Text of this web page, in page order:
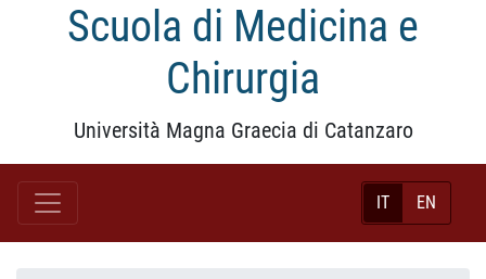
Scuola di Medicina e
Chirurgia
Università Magna Graecia di Catanzaro
IT EN